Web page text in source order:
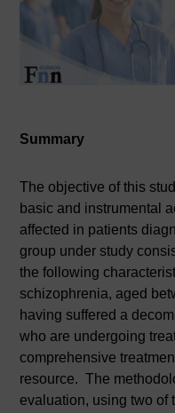
Summary
The objective of this
basic and instrumental
affected in patients
group under study
the following
schizophrenia, aged
having suffered a
who are undergoing
comprehensive
resource. The
evaluation, using two of